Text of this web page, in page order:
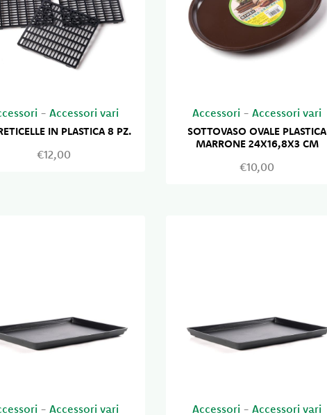
- Accessori vari
IN PLASTICA 8 PZ.
€12,00
Accessori -Accessori vari
SOTTOVASO OVALE PLASTICA
MARRONE 24X16,8X3 CM
€10,00
- Accessori vari Accessori -Accessori vari